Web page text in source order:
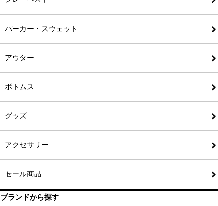
パーカー・スウェット
アウター
ボトムス
グッズ
アクセサリー
セール商品
ブランドから探す